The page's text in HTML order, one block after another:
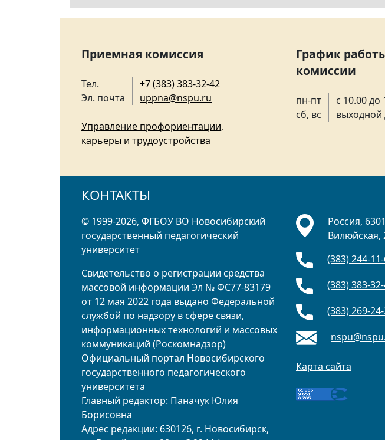
Приемная комиссия
Тел.
Эл. почта
+7 (383) 383-32-42
uppna@nspu.ru
Управление профориентации,
карьеры и трудоустройства
График
комиссии
пн-пт
сб, вс
с 10.00 до
выходной
КОНТАКТЫ
© 1999-2026, ФГБОУ ВО Новосибирский
государственный педагогический
университет
Свидетельство о регистрации средства
массовой информации Эл № ФС77-83179
от 12 мая 2022 года выдано Федеральной
службой по надзору в сфере связи,
информационных технологий и массовых
коммуникаций (Роскомнадзор)
Официальный портал Новосибирского
государственного педагогического
университета
Главный редактор: Паначук Юлия
Борисовна
Адрес редакции: 630126, г. Новосибирск,
Россия,
Вилюйская,
(383) 244-
(383) 383-
(383) 269-
Карта сайта